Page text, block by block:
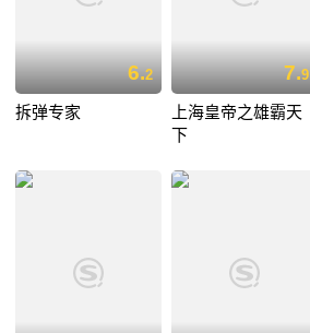
6.2
拆弹专家
7.9
上海皇帝之雄霸天
下